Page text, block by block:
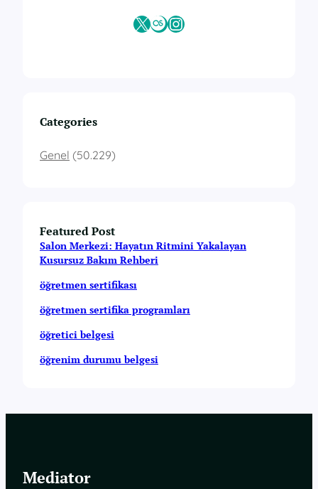
X Last.fmInstagram
Categories
Genel (50.229)
Featured Post
Salon Merkezi: Hayatın Ritmini Yakalayan
Kusursuz Bakım Rehberi
öğretmen sertifikası
öğretmen sertifika programları
öğretici belgesi
öğrenim durumu belgesi
Mediator